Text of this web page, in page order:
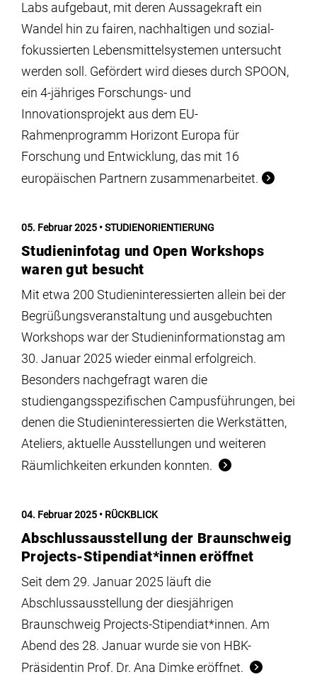
Labs aufgebaut, mit deren Aussagekraft ein
Wandel hin zu fairen, nachhaltigen und sozial-
fokussierten Lebensmittelsystemen untersucht
werden soll. Gefördert wird dieses durch SPOON,
ein 4-jähriges Forschungs- und
Innovationsprojekt aus dem EU-
Rahmenprogramm Horizont Europa für
Forschung und Entwicklung, das mit 16
europäischen Partnern zusammenarbeitet.
05. Februar 2025 STUDIENORIENTIERUNG
Studieninfotag und Open Workshops
waren gut besucht
Mit etwa 200 Studieninteressierten allein bei der
Begrüßungsveranstaltung und ausgebuchten
Workshops war der Studieninformationstag am
30. Januar 2025 wieder einmal erfolgreich.
Besonders nachgefragt waren die
studiengangsspezifischen Campusführungen, bei
denen die Studieninteressierten die Werkstätten,
Ateliers, aktuelle Ausstellungen und weiteren
Räumlichkeiten erkunden konnten.
04. Februar 2025 RÜCKBLICK
Abschlussausstellung der Braunschweig
Projects-Stipendiat*innen eröffnet
Seit dem 29. Januar 2025 läuft die
Abschlussausstellung der diesjährigen
Braunschweig Projects-Stipendiat*innen. Am
Abend des 28. Januar wurde sie von HBK-
Präsidentin Prof. Dr. Ana Dimke eröffnet.